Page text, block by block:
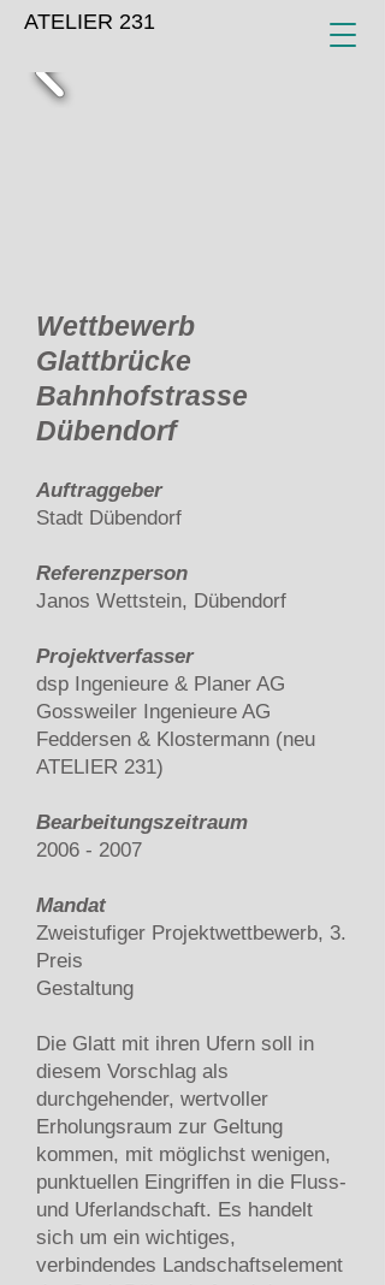
ATELIER 231
Wettbewerb
Glattbrücke
Bahnhofstrasse
Dübendorf
Auftraggeber
Stadt Dübendorf
Referenzperson
Janos Wettstein, Dübendorf
Projektverfasser
dsp Ingenieure & Planer AG
Gossweiler Ingenieure AG
Feddersen & Klostermann (neu
ATELIER 231)
Bearbeitungszeitraum
2006 - 2007
Mandat
Zweistufiger Projektwettbewerb, 3.
Preis
Gestaltung
Die Glatt mit ihren Ufern soll in
diesem Vorschlag als
durchgehender, wertvoller
Erholungsraum zur Geltung
kommen, mit möglichst wenigen,
punktuellen Eingriffen in die Fluss-
und Uferlandschaft. Es handelt
sich um ein wichtiges,
verbindendes Landschaftselement